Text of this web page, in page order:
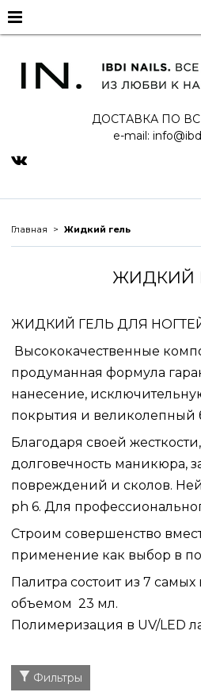
ДОСТАВКА ПО
e-mail:
Главная Жидкий гель
ЖИДКИЙ
ЖИДКИЙ ГЕЛЬ ДЛЯ
Высококачественные
продуманная формула
нанесение,
покрытия и великолепный
Благодаря своей
долговечность маникюра,
повреждений и сколов.
ph 6. Для
Строим совершенство
применение как выбор в
Палитра состоит из 7 самых
объемом 23 мл.
Полимеризация в UV/LED
Фильтры